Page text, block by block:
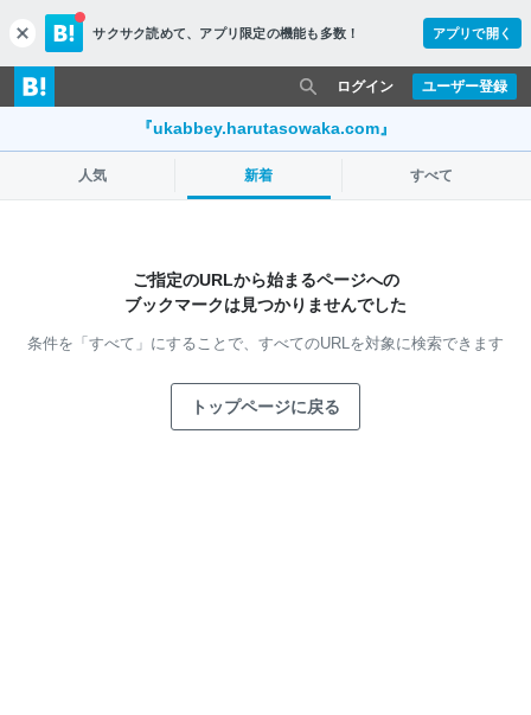
c
l
o
s
サクサク読めて、 アプリ限定の機能も多数！ アプリで開く
ユーザー登録
ログイン
『ukabbey.harutasowaka.com』
人気 新着 すべて
ご指定のURLから始まるページへの
ブックマークは見つかりませんでした
条件を「すべて」にすることで、 すべてのURLを対象に検索できます
トップページに戻る